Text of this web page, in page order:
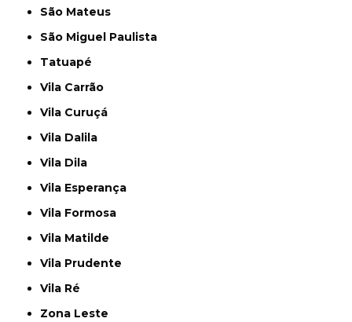
São Mateus
São Miguel Paulista
Tatuapé
Vila Carrão
Vila Curuçá
Vila Dalila
Vila Dila
Vila Esperança
Vila Formosa
Vila Matilde
Vila Prudente
Vila Ré
Zona Leste